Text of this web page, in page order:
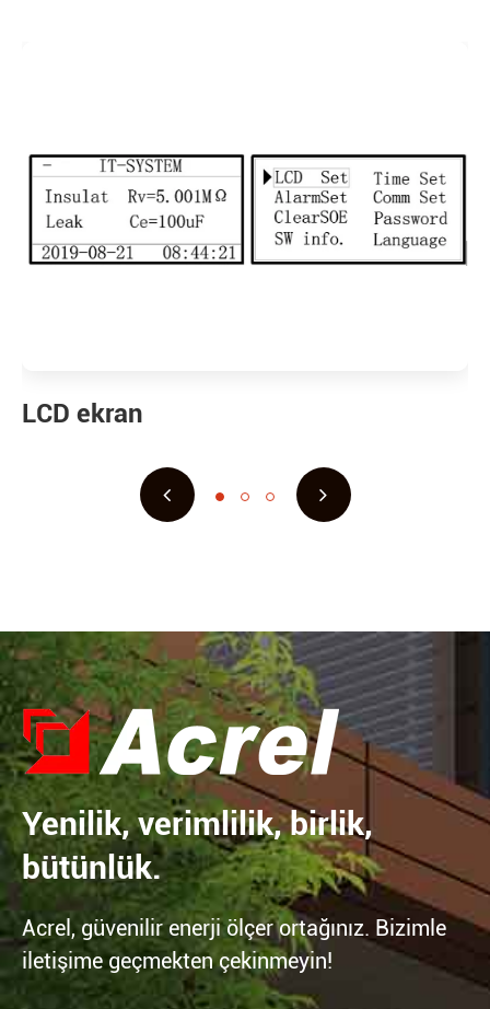
LCD ekran
Yenilik, verimlilik, birlik,
bütünlük.
Acrel, güvenilir enerji ölçer ortağınız. Bizimle
iletişime geçmekten çekinmeyin!